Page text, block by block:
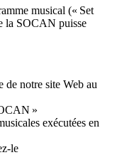
musical (« Set
la SOCAN puisse
de notre site Web au
»
exécutées en
le